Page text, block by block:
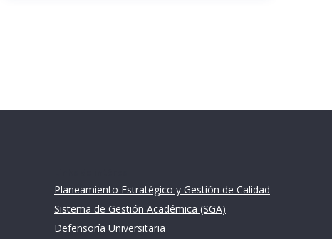
Planeamiento Estratégico y Gestión de Calidad
Sistema de Gestión Académica (SGA)
Defensoría Universitaria